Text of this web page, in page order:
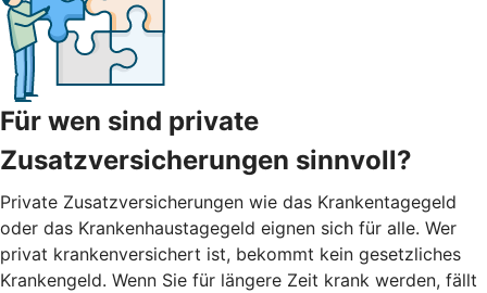
Für wen sind private
Zusatzversicherungen sinnvoll?
Private Zusatzversicherungen wie das Krankentagegeld
oder das Krankenhaustagegeld eignen sich für alle. Wer
privat krankenversichert ist, bekommt kein gesetzliches
Krankengeld. Wenn Sie für längere Zeit krank werden, fällt